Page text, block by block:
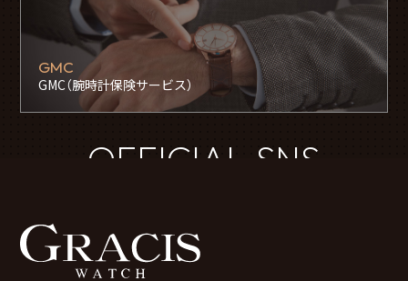
GMC
GMC（腕時計保険サービス）
OFFICIAL SNS